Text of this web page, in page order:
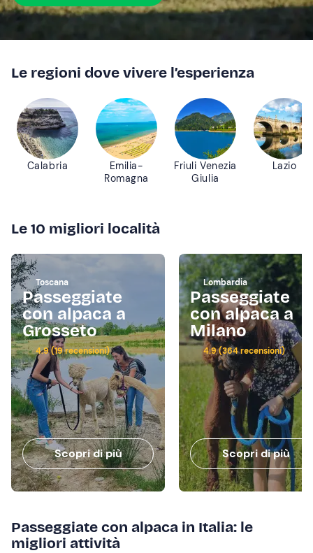
Le regioni dove vivere l’esperienza
Calabria
Emilia-
Romagna
Friuli Venezia
Giulia
Lazio
Le 10 migliori località
Toscana
Passeggiate
con alpaca a
Grosseto
4.9 (19 recensioni)
Scopri di più
Lombardia
Passeggiate
con alpaca a
Milano
4.9 (364 recensioni)
Scopri di più
Passeggiate con alpaca in Italia: le
migliori attività